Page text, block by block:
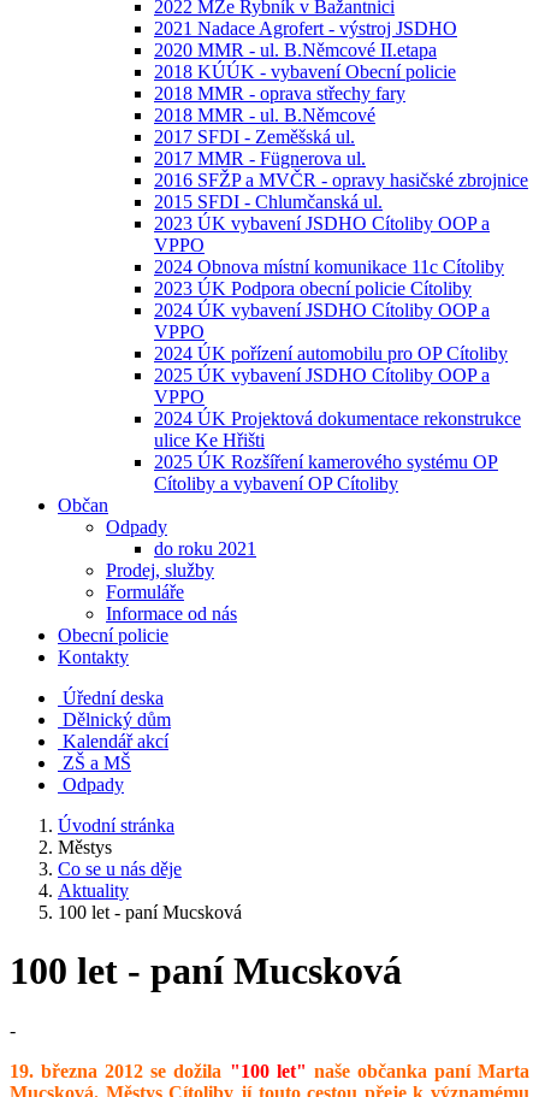
2022 MZe Rybník v Bažantnici
2021 Nadace Agrofert - výstroj JSDHO
2020 MMR - ul. B.Němcové II.etapa
2018 KÚÚK - vybavení Obecní policie
2018 MMR - oprava střechy fary
2018 MMR - ul. B.Němcové
2017 SFDI - Zeměšská ul.
2017 MMR - Fügnerova ul.
2016 SFŽP a MVČR - opravy hasičské zbrojnice
2015 SFDI - Chlumčanská ul.
2023 ÚK vybavení JSDHO Cítoliby OOP a
VPPO
2024 Obnova místní komunikace 11c Cítoliby
2023 ÚK Podpora obecní policie Cítoliby
2024 ÚK vybavení JSDHO Cítoliby OOP a
VPPO
2024 ÚK pořízení automobilu pro OP Cítoliby
2025 ÚK vybavení JSDHO Cítoliby OOP a
VPPO
2024 ÚK Projektová dokumentace rekonstrukce
ulice Ke Hřišti
2025 ÚK Rozšíření kamerového systému OP
Cítoliby a vybavení OP Cítoliby
Občan
Odpady
do roku 2021
Prodej, služby
Formuláře
Informace od nás
Obecní policie
Kontakty
Úřední deska
Dělnický dům
Kalendář akcí
ZŠ a MŠ
Odpady
Úvodní stránka
Městys
Co se u nás děje
Aktuality
100 let - paní Mucsková
100 let - paní Mucsková
-
19. března 2012 se dožila "100 let" naše občanka paní Marta
Mucsková. Městys Cítoliby jí touto cestou přeje k významému